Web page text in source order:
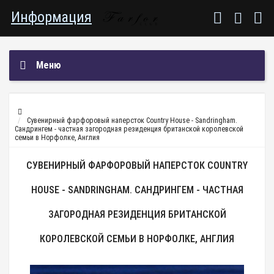
Информация
Меню
Сувенирный фарфоровый наперсток Country House - Sandringham.
Сандрингем - частная загородная резиденция британской королевской
семьи в Норфолке, Англия
СУВЕНИРНЫЙ ФАРФОРОВЫЙ НАПЕРСТОК COUNTRY
HOUSE - SANDRINGHAM. САНДРИНГЕМ - ЧАСТНАЯ
ЗАГОРОДНАЯ РЕЗИДЕНЦИЯ БРИТАНСКОЙ
КОРОЛЕВСКОЙ СЕМЬИ В НОРФОЛКЕ, АНГЛИЯ